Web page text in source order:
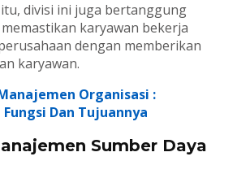
divisi ini juga bertanggung
karyawan bekerja
dengan memberikan
karyawan.
Organisasi :
Dan Tujuannya
Sumber Daya